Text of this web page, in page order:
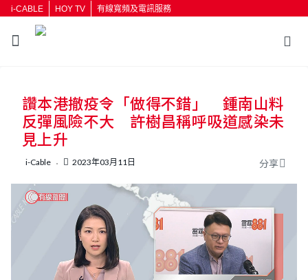
i-CABLE HOY TV 有線寬頻及電訊服務
按輸入鍵開始搜尋
讚本港撤疫令「做得不錯」 鍾南山料
反彈風險不大 許樹昌稱呼吸道感染未
見上升
i-Cable 2023年03月11日 分享